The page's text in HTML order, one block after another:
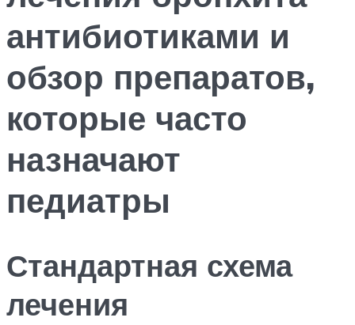
антибиотиками и
обзор препаратов,
которые часто
назначают
педиатры
Стандартная схема
лечения